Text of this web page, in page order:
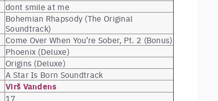
dont smile at me
Bohemian Rhapsody (The Original
Soundtrack)
Come Over When You’re Sober, Pt. 2 (Bonus)
Phoenix (Deluxe)
Origins (Deluxe)
A Star Is Born Soundtrack
Virš Vandens
17